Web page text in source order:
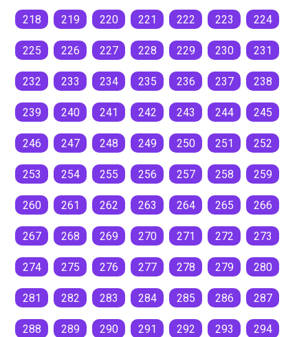
218 219 220 221 222 223 224
225 226 227 228 229 230 231
232 233 234 235 236 237 238
239 240 241 242 243 244 245
246 247 248 249 250 251 252
253 254 255 256 257 258 259
260 261 262 263 264 265 266
267 268 269 270 271 272 273
274 275 276 277 278 279 280
281 282 283 284 285 286 287
288 289 290 291 292 293 294